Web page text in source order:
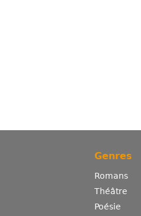
Genres
Romans
Théâtre
Poésie